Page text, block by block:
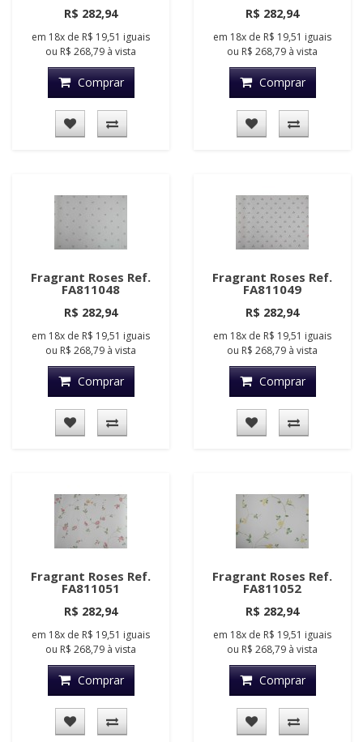
R$ 282,94
em 18x de R$ 19,51 iguais
ou R$ 268,79 à vista
Comprar
R$ 282,94
em 18x de R$ 19,51 iguais
ou R$ 268,79 à vista
Comprar
Fragrant Roses Ref.
FA811048
R$ 282,94
em 18x de R$ 19,51 iguais
ou R$ 268,79 à vista
Comprar
Fragrant Roses Ref.
FA811049
R$ 282,94
em 18x de R$ 19,51 iguais
ou R$ 268,79 à vista
Comprar
Fragrant Roses Ref.
FA811051
R$ 282,94
em 18x de R$ 19,51 iguais
ou R$ 268,79 à vista
Comprar
Fragrant Roses Ref.
FA811052
R$ 282,94
em 18x de R$ 19,51 iguais
ou R$ 268,79 à vista
Comprar